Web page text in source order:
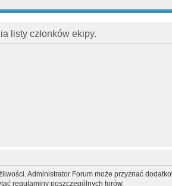
listy członków ekipy.
Administrator Forum może przyznać
regulaminy poszczególnych forów.